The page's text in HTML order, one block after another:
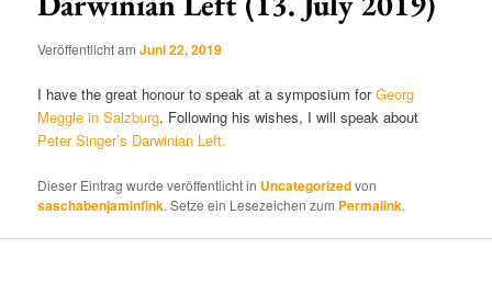
Veröffentlicht amJuni 22, 2019
I have the great honour to speak at a symposium forGeorg
Meggle in Salzburg. Following his wishes, I will speak about
Peter Singer’s Darwinian Left.
Dieser Eintrag wurde veröffentlicht in Uncategorizedvon
saschabenjaminfink. Setze ein Lesezeichen zum Permalink.